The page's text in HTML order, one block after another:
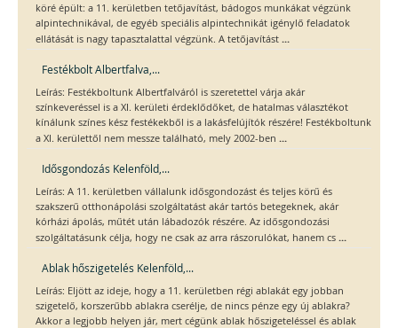
köré épült: a 11. kerületben tetőjavítást, bádogos munkákat végzünk
alpintechnikával, de egyéb speciális alpintechnikát igénylő feladatok
ellátását is nagy tapasztalattal végzünk. A tetőjavítást ...
Festékbolt Albertfalva,...
Leírás: Festékboltunk Albertfalváról is szeretettel várja akár
színkeveréssel is a XI. kerületi érdeklődőket, de hatalmas választékot
kínálunk színes kész festékekből is a lakásfelújítók részére! Festékboltunk
a XI. kerülettől nem messze található, mely 2002-ben ...
Idősgondozás Kelenföld,...
Leírás: A 11. kerületben vállalunk idősgondozást és teljes körű és
szakszerű otthonápolási szolgáltatást akár tartós betegeknek, akár
kórházi ápolás, műtét után lábadozók részére. Az idősgondozási
szolgáltatásunk célja, hogy ne csak az arra rászorulókat, hanem cs ...
Ablak hőszigetelés Kelenföld,...
Leírás: Eljött az ideje, hogy a 11. kerületben régi ablakát egy jobban
szigetelő, korszerűbb ablakra cserélje, de nincs pénze egy új ablakra?
Akkor a legjobb helyen jár, mert cégünk ablak hőszigeteléssel és ablak